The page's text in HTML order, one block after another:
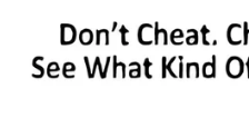
Sve ono što ste davali